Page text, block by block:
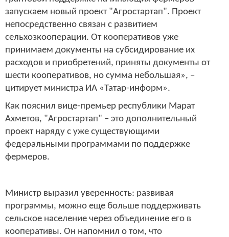
запускаем новый проект "Агростартап". Проект
непосредственно связан с развитием
сельхозкооперации. От кооперативов уже
принимаем документы на субсидирование их
расходов и приобретений, приняты документы от
шести кооперативов, но сумма небольшая», –
цитирует министра ИА «Татар-информ».
Как пояснил вице-премьер республики Марат
Ахметов, "Агростартап" – это дополнительный
проект наряду с уже существующими
федеральными программами по поддержке
фермеров.
Министр выразил уверенность: развивая
программы, можно еще больше поддерживать
сельское население через объединение его в
кооперативы. Он напомнил о том, что